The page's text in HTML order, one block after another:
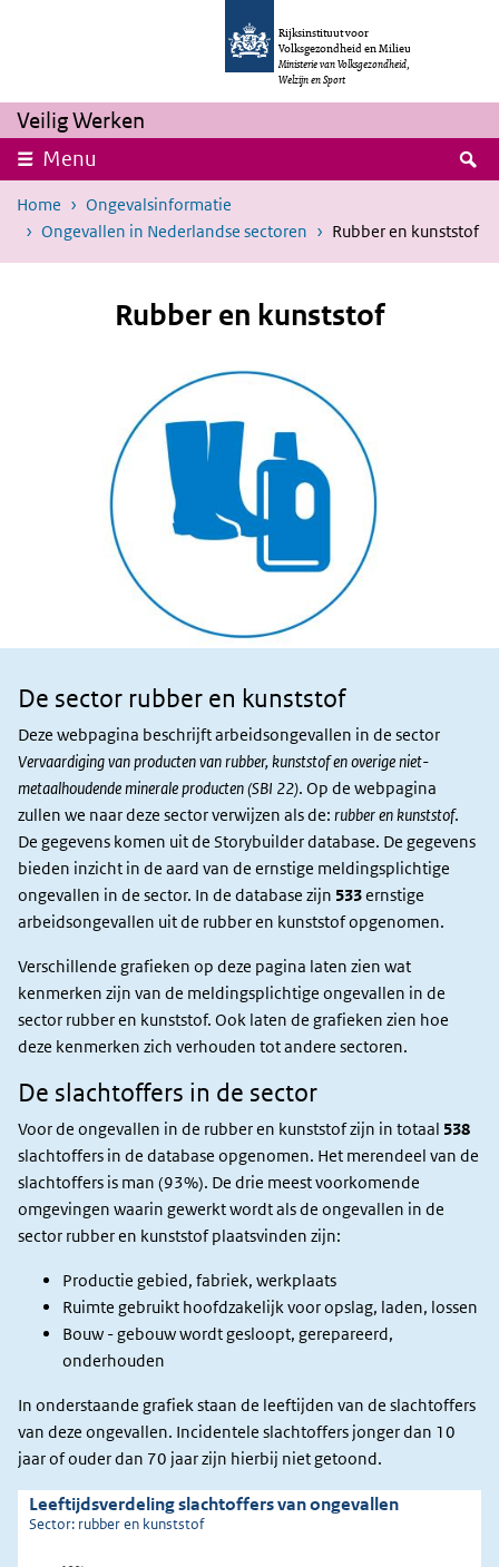
Overslaan en naar de inhoud gaan
Rijksinstituut voor
Volksgezondheid en Milieu
Ministerie van Volksgezondheid,
Welzijn en Sport
Veilig Werken
Menu
Home
Ongevalsinformatie
Ongevallen in Nederlandse sectoren
Rubber en kunststof
Rubber en kunststof
Sector en
slachtoffers
De sector rubber en kunststof
Deze webpagina beschrijft arbeidsongevallen in de sector
Vervaardiging van producten van rubber, kunststof en overige niet-
metaalhoudende minerale producten (SBI 22). Op de webpagina
zullen we naar deze sector verwijzen als de: rubber en kunststof.
De gegevens komen uit de Storybuilder database. De gegevens
bieden inzicht in de aard van de ernstige meldingsplichtige
ongevallen in de sector. In de database zijn 533ernstige
arbeidsongevallen uit de rubber en kunststof opgenomen.
Verschillende grafieken op deze pagina laten zien wat
kenmerken zijn van de meldingsplichtige ongevallen in de
sector rubber en kunststof. Ook laten de grafieken zien hoe
deze kenmerken zich verhouden tot andere sectoren.
De slachtoffers in de sector
Voor de ongevallen in de rubber en kunststof zijn in totaal 538
slachtoffers in de database opgenomen. Het merendeel van de
slachtoffers is man (93%). De drie meest voorkomende
omgevingen waarin gewerkt wordt als de ongevallen in de
sector rubber en kunststof plaatsvinden zijn:
Productie gebied, fabriek, werkplaats
Ruimte gebruikt hoofdzakelijk voor opslag, laden, lossen
Bouw - gebouw wordt gesloopt, gerepareerd,
onderhouden
In onderstaande grafiek staan de leeftijden van de slachtoffers
van deze ongevallen. Incidentele slachtoffers jonger dan 10
jaar of ouder dan 70 jaar zijn hierbij niet getoond.